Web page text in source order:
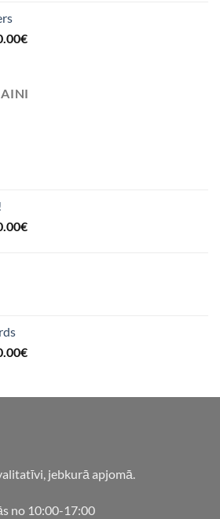
€
€
€
jebkurā apjomā.
no 10:00-17:00